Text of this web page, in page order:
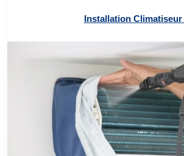
Installation Climatiseur